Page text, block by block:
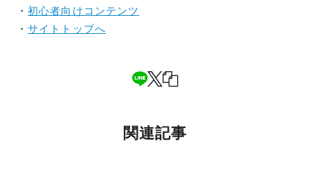
・初心者向けコンテンツ
・サイトトップへ
関連記事